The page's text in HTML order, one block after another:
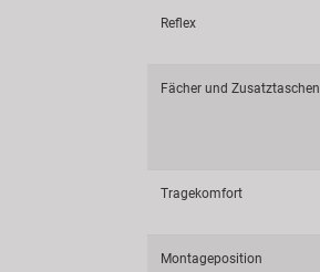
Reflex
Fächer und Zusatztaschen
Tragekomfort
Montageposition